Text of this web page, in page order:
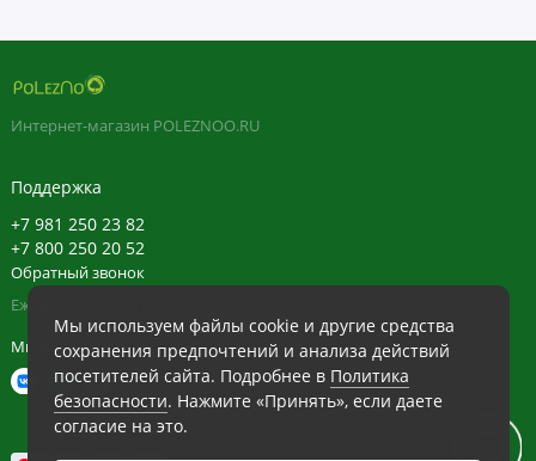
Мы используем файлы cookie и другие средства
сохранения предпочтений и анализа действий
посетителей сайта. Подробнее в Политика
безопасности. Нажмите «Принять», если даете
согласие на это.
Интернет-магазин POLEZNOO.RU
Поддержка
+7 981 250 23 82
+7 800 250 20 52
Обратный звонок
Ежедневно в будние с 11:30 до 20:30, в выходные с 11:30 до 19:30
Мы в сети